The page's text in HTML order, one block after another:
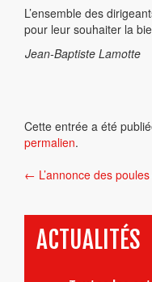
L’ensemble des
pour leur souhaiter la
Jean-
Cette entrée a été
permalien.
Navigation
de
l’article
← L’annonce des
ACTUALITÉS